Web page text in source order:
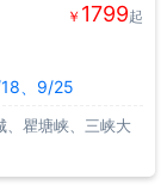
￥ 1799起
、9/25
、瞿塘峡、三峡大